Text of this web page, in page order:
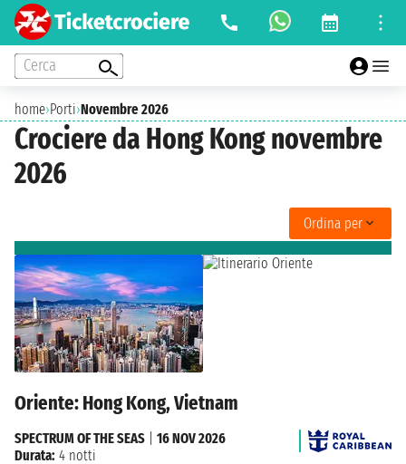
Cerca
home›Porti›Novembre 2026
Crociere da Hong Kong novembre
2026
Ordina per
Oriente: Hong Kong, Vietnam
SPECTRUM OF THE SEAS
16 NOV 2026
Durata: 4 notti